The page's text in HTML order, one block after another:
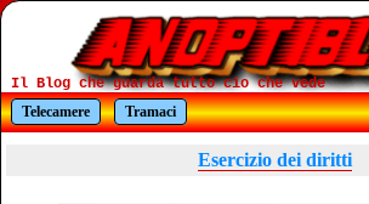
Il Blog che guarda tutto cio che vede
Telecamere
Tramaci
Esercizio dei diritti